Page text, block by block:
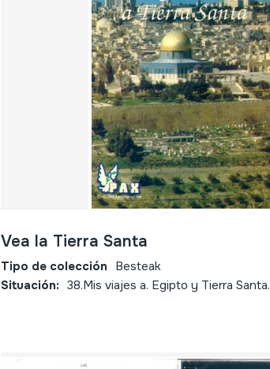
Vea la Tierra Santa
Tipo de colección Besteak
Situación: 38.Mis viajes a. Egipto y Tierra Santa.